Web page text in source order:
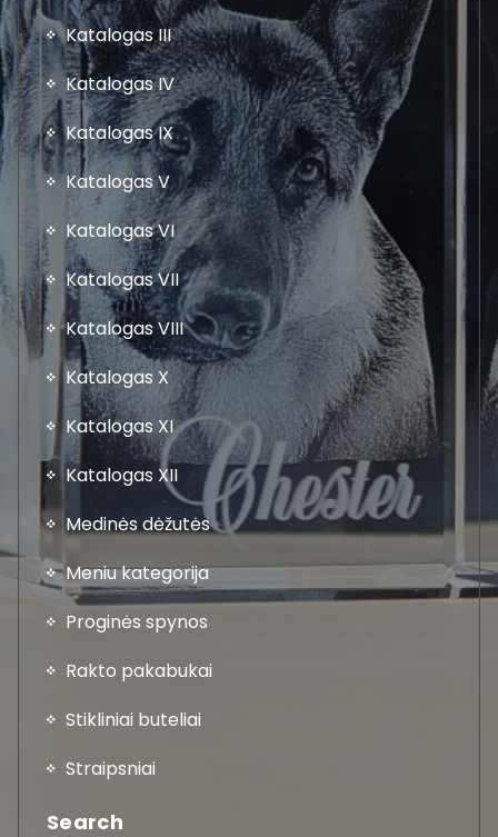
Katalogas III
Katalogas IV
Katalogas IX
Katalogas V
Katalogas VI
Katalogas VII
Katalogas VIII
Katalogas X
Katalogas XI
Katalogas XII
Medinės dėžutės
Meniu kategorija
Proginės spynos
Rakto pakabukai
Stikliniai buteliai
Straipsniai
Search